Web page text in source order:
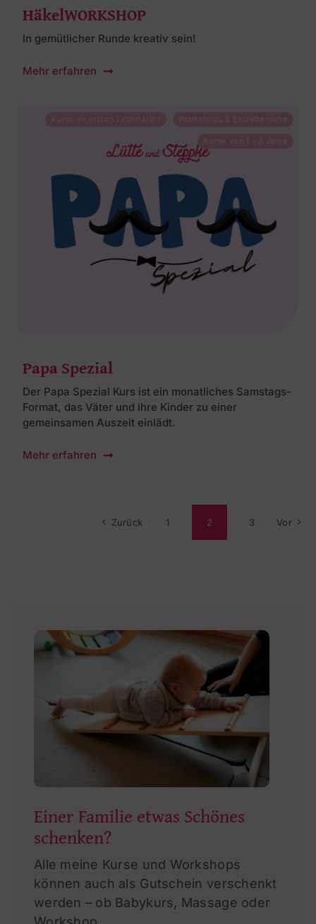
HäkelWORKSHOP
In gemütlicher Runde kreativ sein!
Mehr erfahren
Kurse im ersten Lebensjahr Workshops & Einzeltermine
Kurse von 1 - 3 Jahre
Papa Spezial
Der Papa Spezial Kurs ist ein monatliches Samstags-
Format, das Väter und ihre Kinder zu einer
gemeinsamen Auszeit einlädt.
Mehr erfahren
Zurück 1 2 3 Vor
Einer Familie etwas Schönes
schenken?
Alle meine Kurse und Workshops
können auch als Gutschein verschenkt
werden – ob Babykurs, Massage oder